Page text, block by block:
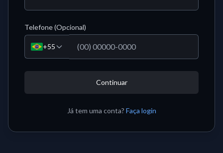
Telefone (Opcional)
+55
Continuar
Já tem uma conta? Faça login